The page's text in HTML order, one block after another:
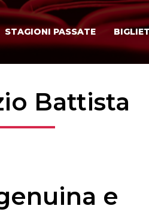
STAGIONI PASSATE
Battista
e